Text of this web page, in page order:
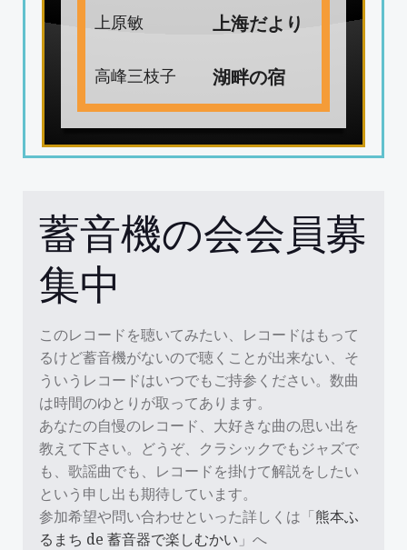
上原敏 上海だより
高峰三枝子 湖畔の宿
蓄音機の会会員募
集中
このレコードを聴いてみたい、レコードはもって
るけど蓄音機がないので聴くことが出来ない、そ
ういうレコードはいつでもご持参ください。数曲
は時間のゆとりが取ってあります。
あなたの自慢のレコード、大好きな曲の思い出を
教えて下さい。どうぞ、クラシックでもジャズで
も、歌謡曲でも、レコードを掛けて解説をしたい
という申し出も期待しています。
参加希望や問い合わせといった詳しくは「熊本ふ
るまち de 蓄音器で楽しむかい 」へ